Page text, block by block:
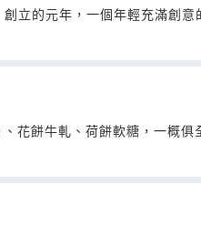
立的元年，一個年輕充滿創意
瓦片、花餅牛軋、荷餅軟糖，一概俱